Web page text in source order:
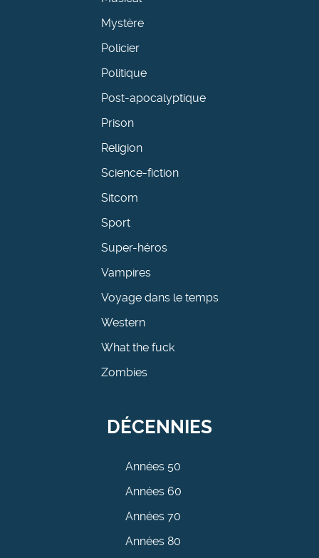
Mystère
Policier
Politique
Post-apocalyptique
Prison
Religion
Science-fiction
Sitcom
Sport
Super-héros
Vampires
Voyage dans le temps
Western
What the fuck
Zombies
DÉCENNIES
Années 50
Années 60
Années 70
Années 80